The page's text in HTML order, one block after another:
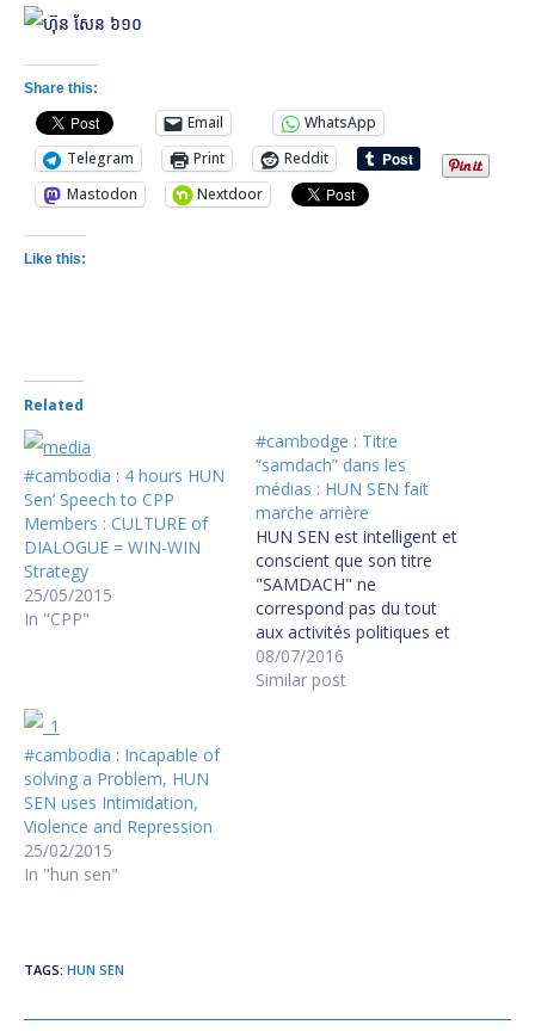
Share this:
Email
WhatsApp
Telegram
Print
Reddit
Mastodon
Nextdoor
Like this:
Related
#cambodia : 4 hours HUN
Sen’ Speech to CPP
Members : CULTURE of
DIALOGUE = WIN-WIN
Strategy
25/05/2015
In "CPP"
#cambodge : Titre
“samdach” dans les
médias : HUN SEN fait
marche arrière
HUN SEN est intelligent et
conscient que son titre
"SAMDACH" ne
correspond pas du tout
aux activités politiques et
aux affaires qu'il mène
depuis plus de 30 ans. Il ne
08/07/2016
Similar post
#cambodia : Incapable of
solving a Problem, HUN
SEN uses Intimidation,
Violence and Repression
25/02/2015
In "hun sen"
TAGS: HUN SEN